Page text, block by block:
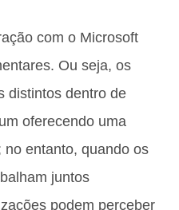
com o Microsoft
Ou seja, os
distintos dentro de
oferecendo uma
entanto, quando os
juntos
podem perceber